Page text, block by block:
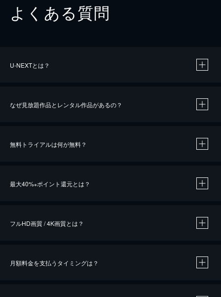
よくある質問
U-NEXTとは？
なぜ見放題作品とレンタル作品があるの？
無料トライアルは何が無料？
最大40%※ポイント還元とは？
※40％ポイント還元の対象は、クレジットカード決済による作品の購入 / レンタルです。
フルHD画質 / 4K画質とは？
月額料金を支払うタイミングは？